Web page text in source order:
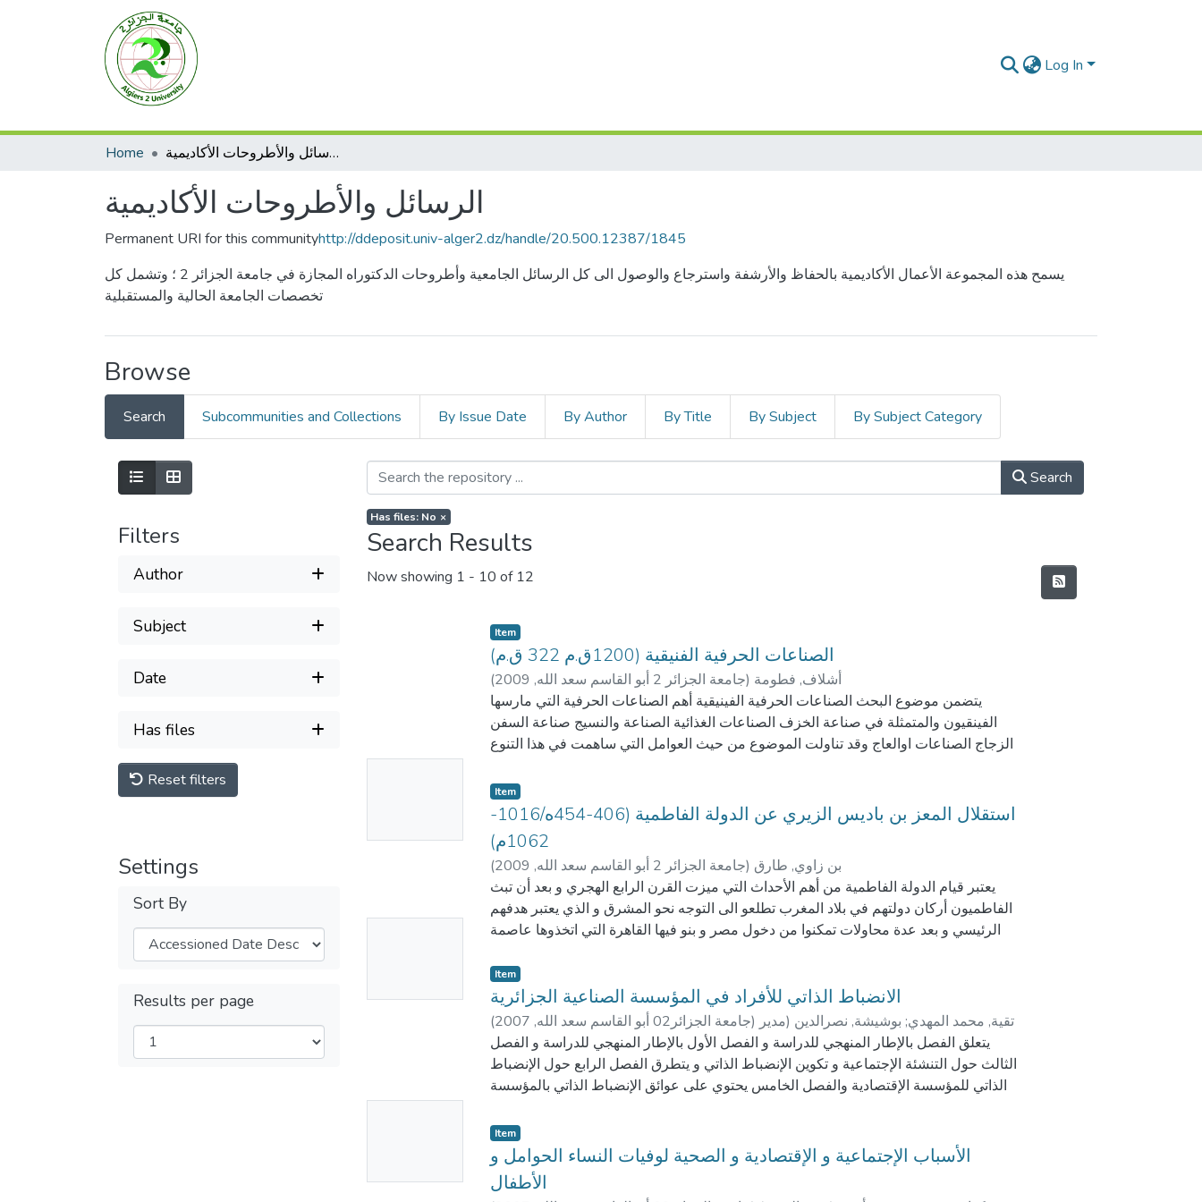
Log In
Home الرسائل والأطروحات الأكاديمية
الرسائل والأطروحات الأكاديمية
Permanent URI for this communityhttp://ddeposit.univ-alger2.dz/handle/20.500.12387/1845
يسمح هذه المجموعة الأعمال الأكاديمية بالحفاظ والأرشفة واسترجاع والوصول الى كل الرسائل الجامعية وأطروحات الدكتوراه المجازة في جامعة الجزائر 2 ؛ وتشمل كل
تخصصات الجامعة الحالية والمستقبلية
Browse
Search Subcommunities and Collections By Issue Date By Author By Title By Subject By Subject Category
Filters
Author
Subject
Date
Has files
Reset filters
Settings
Sort By
Results per page
Search
Has files: No ×
Search Results
Now showing 1 - 10 of 12
Item
الصناعات الحرفية الفنيقية (1200ق.م 322 ق.م)
( جامعة الجزائر 2 أبو القاسم سعد الله ,
2009 ) أشلاف, فطومة
يتضمن موضوع البحث الصناعات الحرفية الفينيقية أهم الصناعات الحرفية التي مارسها
الفينقيون والمتمثلة في صناعة الخزف الصناعات الغذائية الصناعة والنسيج صناعة السفن
الزجاج الصناعات اوالعاج وقد تناولت الموضوع من حيث العوامل التي ساهمت في هذا التنوع
Item
استقلال المعز بن باديس الزيري عن الدولة الفاطمية (406-454ه/1016-
1062م)
( جامعة الجزائر 2 أبو القاسم سعد الله ,
2009 ) بن زاوي, طارق
يعتبر قيام الدولة الفاطمية من أهم الأحداث التي ميزت القرن الرابع الهجري و بعد أن تبث
الفاطميون أركان دولتهم في بلاد المغرب تطلعو الى التوجه نحو المشرق و الذي يعتبر هدفهم
الرئيسي و بعد عدة محاولات تمكنوا من دخول مصر و بنو فيها القاهرة التي اتخذوها عاصمة
الدولة الزيرية التي حاول ملوكها الإنفصال عن الفاطميين ويتولى المعز بن باديس شؤون
الحكم و بعد أحداث قتل الشيعة الدامية و بضغط من العلماء السنة و من الرعية أعلن المعز
الزيري الإنفصال التام عن الدولة الفاطمية و الولاء للدولة العباسية سنة435ه
Item
الانضباط الذاتي للأفراد في المؤسسة الصناعية الجزائرية
( جامعة الجزائر02 أبو القاسم سعد الله ,
2007 ) تقية, محمد المهدي; بوشيشة, نصرالدين (مدير
البحث)
يتعلق الفصل بالإطار المنهجي للدراسة و الفصل الأول بالإطار المنهجي للدراسة و الفصل
الثالث حول التنشئة الإجتماعية و تكوين الإنضباط الذاتي و يتطرق الفصل الرابع حول الإنضباط
الذاتي للمؤسسة الإقتصادية والفصل الخامس يحتوي على عوائق الإنضباط الذاتي بالمؤسسة
Item
الأسباب الإجتماعية و الإقتصادية و الصحية لوفيات النساء الحوامل و
الأطفال